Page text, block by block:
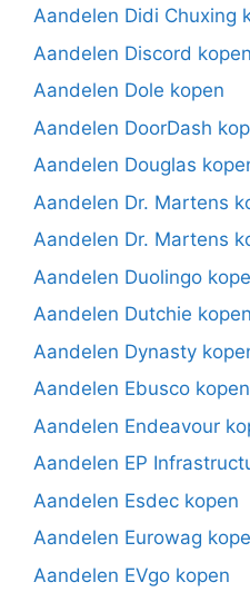
Aandelen Didi Chuxing
Aandelen Discord kopen
Aandelen Dole kopen
Aandelen DoorDash
Aandelen Douglas
Aandelen Dr. Martens
Aandelen Dr. Martens
Aandelen Duolingo
Aandelen Dutchie kopen
Aandelen Dynasty
Aandelen Ebusco kopen
Aandelen Endeavour
Aandelen EP
Aandelen Esdec kopen
Aandelen Eurowag
Aandelen EVgo kopen